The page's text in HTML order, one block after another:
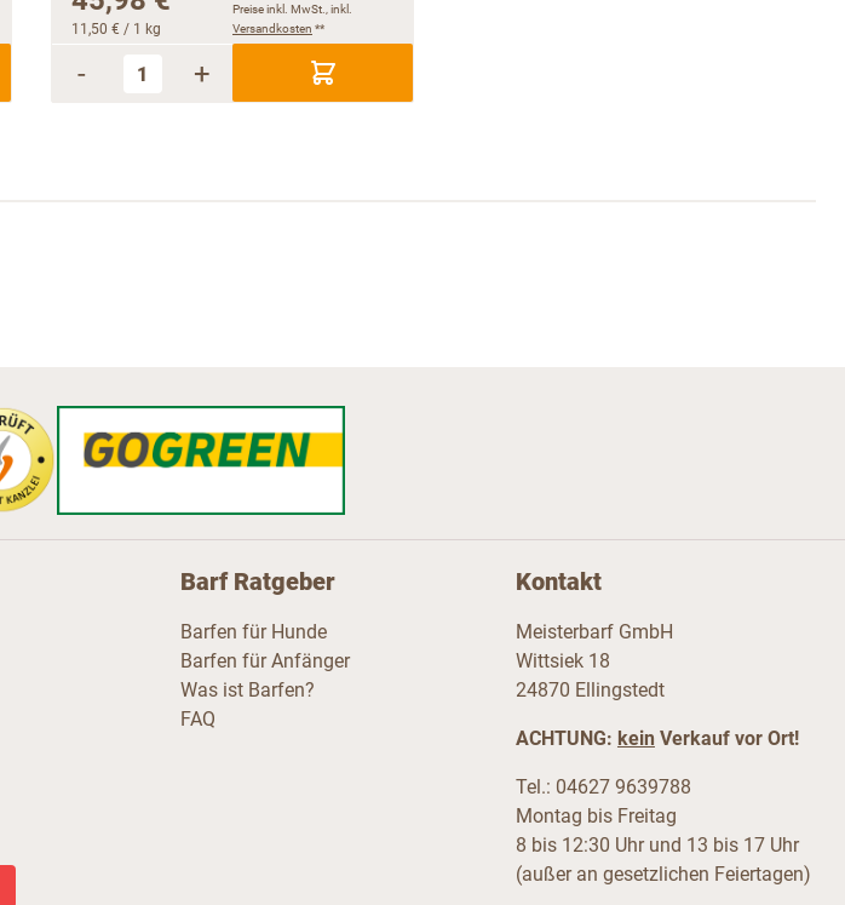
11,50 € / 1 kg
Preise inkl. MwSt., inkl.
Versandkosten **
- +
Barf Ratgeber
Barfen für Hunde
Barfen für Anfänger
Was ist Barfen?
FAQ
Kontakt
Meisterbarf GmbH
Wittsiek 18
24870 Ellingstedt
ACHTUNG: kein Verkauf vor Ort!
Tel.: 04627 9639788
Montag bis Freitag
8 bis 12:30 Uhr und 13 bis 17 Uhr
(außer an gesetzlichen Feiertagen)